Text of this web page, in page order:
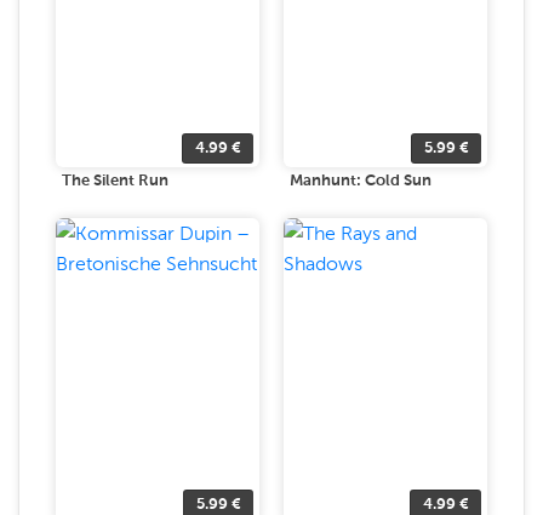
4.99 €
The Silent Run
5.99 €
Manhunt: Cold Sun
5.99 € 4.99 €